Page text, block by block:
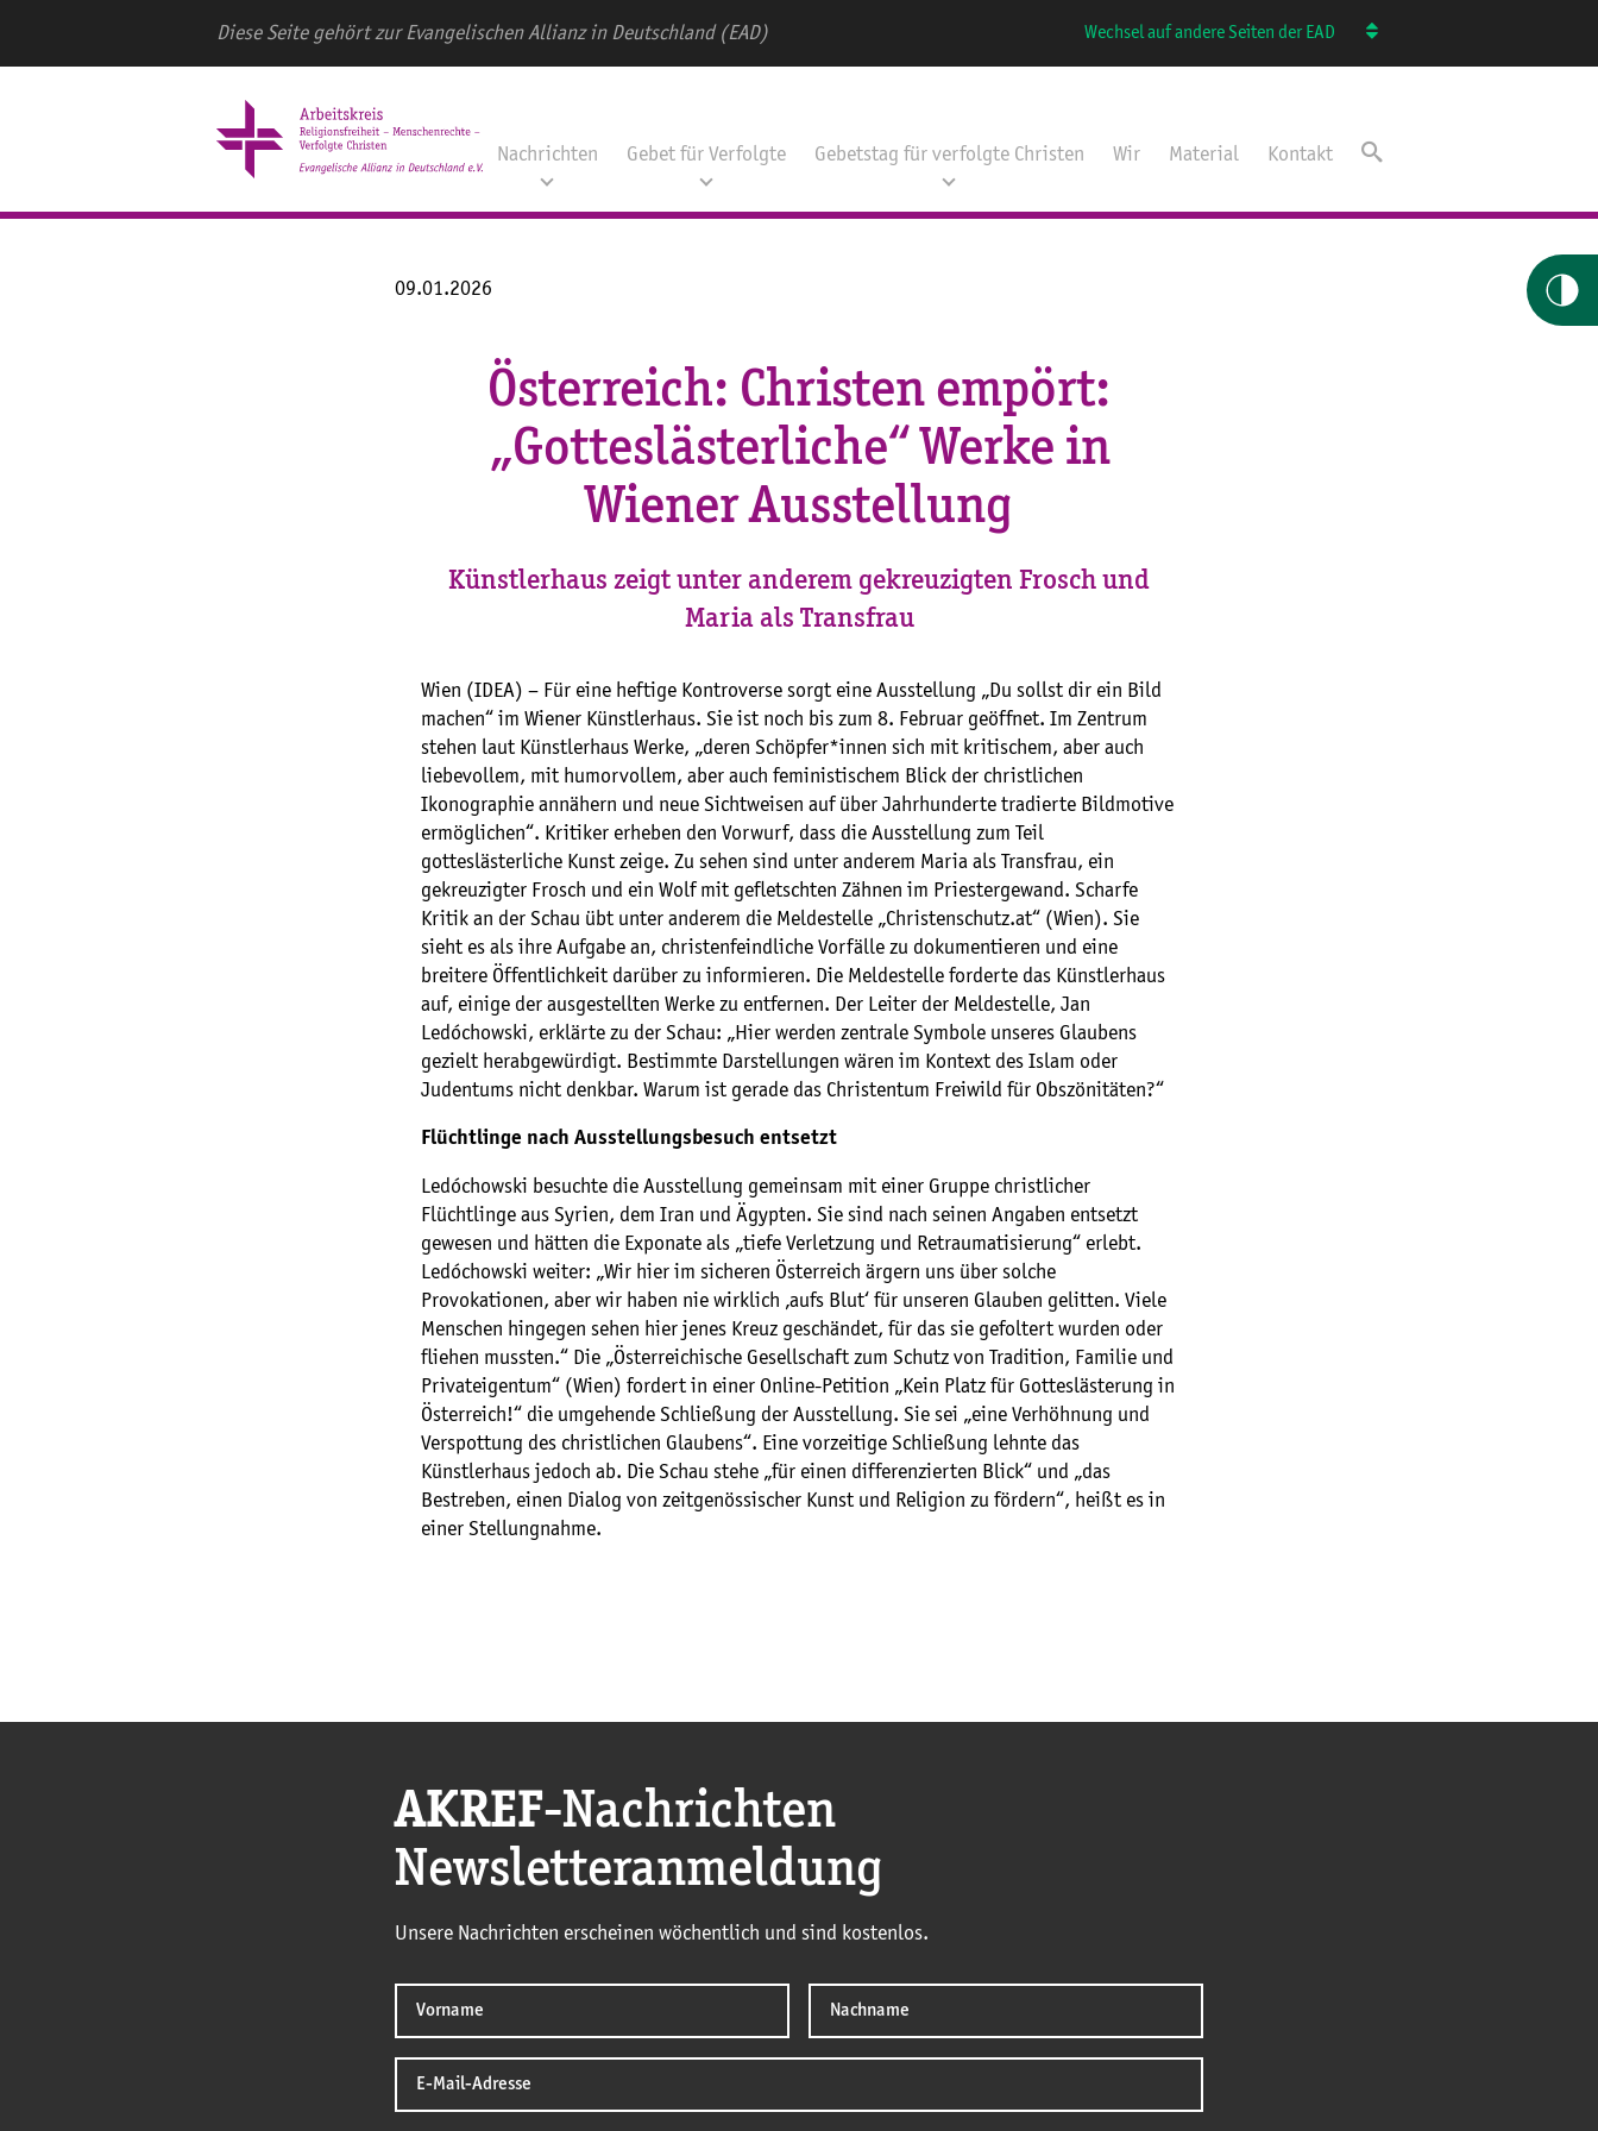
Diese Seite gehört zur Evangelischen Allianz in Deutschland (EAD) Wechsel auf andere Seiten der EAD
Nachrichten Gebet für Verfolgte Gebetstag für verfolgte Christen Wir Material Kontakt
09.01.2026
Österreich: Christen empört:
„Gotteslästerliche“ Werke in
Wiener Ausstellung
Künstlerhaus zeigt unter anderem gekreuzigten Frosch und
Maria als Transfrau
Wien (IDEA) – Für eine heftige Kontroverse sorgt eine Ausstellung „Du sollst dir ein Bild
machen“ im Wiener Künstlerhaus. Sie ist noch bis zum 8. Februar geöffnet. Im Zentrum
stehen laut Künstlerhaus Werke, „deren Schöpfer*innen sich mit kritischem, aber auch
liebevollem, mit humorvollem, aber auch feministischem Blick der christlichen
Ikonographie annähern und neue Sichtweisen auf über Jahrhunderte tradierte Bildmotive
ermöglichen“. Kritiker erheben den Vorwurf, dass die Ausstellung zum Teil
gotteslästerliche Kunst zeige. Zu sehen sind unter anderem Maria als Transfrau, ein
gekreuzigter Frosch und ein Wolf mit gefletschten Zähnen im Priestergewand. Scharfe
Kritik an der Schau übt unter anderem die Meldestelle „Christenschutz.at“ (Wien). Sie
sieht es als ihre Aufgabe an, christenfeindliche Vorfälle zu dokumentieren und eine
breitere Öffentlichkeit darüber zu informieren. Die Meldestelle forderte das Künstlerhaus
auf, einige der ausgestellten Werke zu entfernen. Der Leiter der Meldestelle, Jan
Ledóchowski, erklärte zu der Schau: „Hier werden zentrale Symbole unseres Glaubens
gezielt herabgewürdigt. Bestimmte Darstellungen wären im Kontext des Islam oder
Judentums nicht denkbar. Warum ist gerade das Christentum Freiwild für Obszönitäten?“
Flüchtlinge nach Ausstellungsbesuch entsetzt
Ledóchowski besuchte die Ausstellung gemeinsam mit einer Gruppe christlicher
Flüchtlinge aus Syrien, dem Iran und Ägypten. Sie sind nach seinen Angaben entsetzt
gewesen und hätten die Exponate als „tiefe Verletzung und Retraumatisierung“ erlebt.
Ledóchowski weiter: „Wir hier im sicheren Österreich ärgern uns über solche ​
Provokationen, aber wir haben nie wirklich ‚aufs Blut‘ für unseren Glauben gelitten. Viele
Menschen hingegen sehen hier jenes Kreuz geschändet, für das sie gefoltert wurden oder
fliehen mussten.“ Die „Österreichische Gesellschaft zum Schutz von Tradition, Familie und
Privateigentum“ (Wien) fordert in einer Online-Petition „Kein Platz für Gotteslästerung in
Österreich!“ die umgehende Schließung der Ausstellung. Sie sei „eine Verhöhnung und
Verspottung des christlichen Glaubens“. Eine vorzeitige Schließung lehnte das
Künstlerhaus jedoch ab. Die Schau stehe „für einen differenzierten Blick“ und „das
Bestreben, einen Dialog von zeitgenössischer Kunst und Religion zu fördern“, heißt es in
einer Stellungnahme.
AKREF-Nachrichten
Newsletteranmeldung
Unsere Nachrichten erscheinen wöchentlich und sind kostenlos.